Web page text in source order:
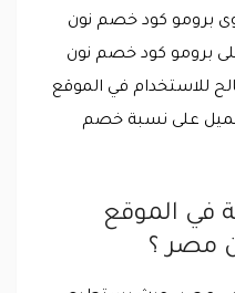
أقوى برومو كود خصم نون
لأول طلب 2026 أو أعلى برومو كود خصم نون
للاستخدام في الموقع
على نسبة خصم
في الموقع
مصر ؟